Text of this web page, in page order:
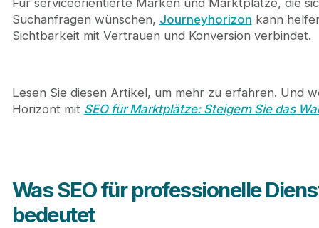
Häufig gestellte Fragen
Für serviceorientierte Marken und Marktplätze, die
Suchanfragen wünschen, Journeyhorizon kann
Sichtbarkeit mit Vertrauen und Konversion verbindet.
Lesen Sie diesen Artikel, um mehr zu erfahren. Und
Horizont mit SEO für Marktplätze: Steigern Sie das
Was SEO für professionelle
bedeutet